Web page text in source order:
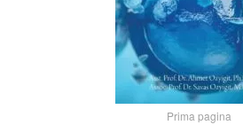
Prima pagina